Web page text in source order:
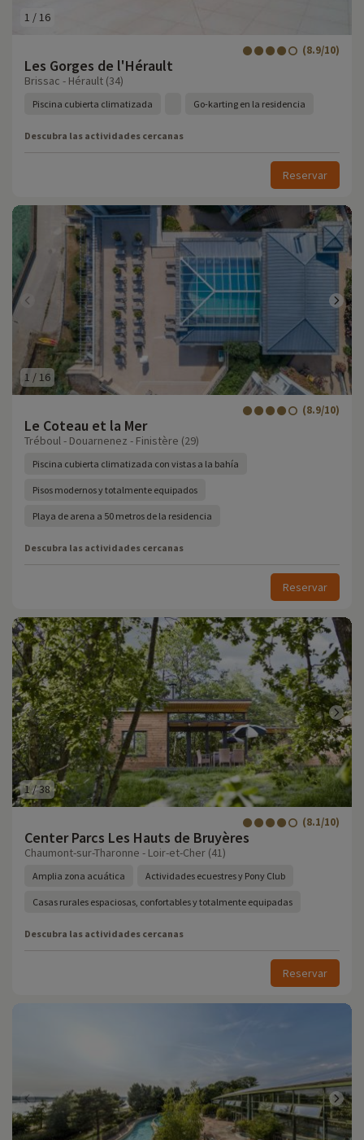
1 /16
Les Gorges de l'Hérault
(8.9/10)
Brissac - Hérault (34)
Piscina cubierta climatizada Go-karting en la residencia
Descubra las actividades cercanas
Reservar
1 / 16
Le Coteau et la Mer
(8.9/10)
Tréboul - Douarnenez - Finistère (29)
Piscina cubierta climatizada con vistas a la bahía
Pisos modernos y totalmente equipados
Playa de arena a 50 metros de la residencia
Descubra las actividades cercanas
Reservar
1/38
Center Parcs Les Hauts de Bruyères
(8.1/10)
Chaumont-sur-Tharonne - Loir-et-Cher (41)
Amplia zona acuática Actividades ecuestres y Pony Club
Casas rurales espaciosas, confortables y totalmente equipadas
Descubra las actividades cercanas
Reservar